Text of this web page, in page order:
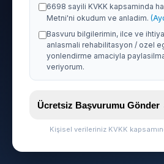
6698 sayili KVKK kapsaminda
Metni'ni okudum ve anladim.
Basvuru bilgilerimin, ilce ve
anlasmali rehabilitasyon / ozel
yonlendirme amaciyla
veriyorum.
Ücretsiz Başvurumu Gönder
Kişisel verileriniz KVKK